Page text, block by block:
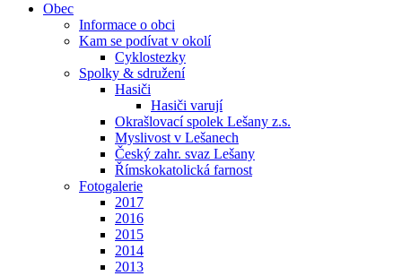
Obec
Informace o obci
Kam se podívat v okolí
Cyklostezky
Spolky & sdružení
Hasiči
Hasiči varují
Okrašlovací spolek Lešany z.s.
Myslivost v Lešanech
Český zahr. svaz Lešany
Římskokatolická farnost
Fotogalerie
2017
2016
2015
2014
2013